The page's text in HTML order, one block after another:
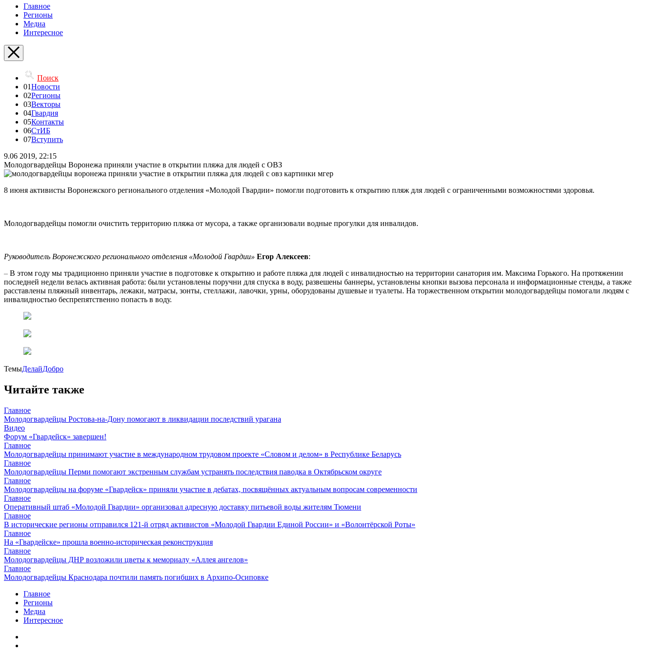
Главное
Регионы
Медиа
Интересное
Поиск
01Новости
02Регионы
03Векторы
04Гвардия
05Контакты
06СтИБ
07Вступить
9.06 2019, 22:15
Молодогвардейцы Воронежа приняли участие в открытии пляжа для людей с ОВЗ
8 июня активисты Воронежского регионального отделения «Молодой Гвардии» помогли подготовить к открытию пляж для людей с ограниченными возможностями здоровья.
Молодогвардейцы помогли очистить территорию пляжа от мусора, а также организовали водные прогулки для инвалидов.
Руководитель Воронежского регионального отделения «Молодой Гвардии» Егор Алексеев:
– В этом году мы традиционно приняли участие в подготовке к открытию и работе пляжа для людей с инвалидностью на территории санатория им. Максима Горького. На протяжении
последней недели велась активная работа: были установлены поручни для спуска в воду, развешены баннеры, установлены кнопки вызова персонала и информационные стенды, а также
расставлены пляжный инвентарь, лежаки, матрасы, зонты, стеллажи, лавочки, урны, оборудованы душевые и туалеты. На торжественном открытии молодогвардейцы помогали людям с
инвалидностью беспрепятственно попасть в воду.
ТемыДелайДобро
Читайте также
Главное
Молодогвардейцы Ростова-на-Дону помогают в ликвидации последствий урагана
Видео
Форум «Гвардейск» завершен!
Главное
Молодогвардейцы принимают участие в международном трудовом проекте «Словом и делом» в Республике Беларусь
Главное
Молодогвардейцы Перми помогают экстренным службам устранять последствия паводка в Октябрьском округе
Главное
Молодогвардейцы на форуме «Гвардейск» приняли участие в дебатах, посвящённых актуальным вопросам современности
Главное
Оперативный штаб «Молодой Гвардии» организовал адресную доставку питьевой воды жителям Тюмени
Главное
В исторические регионы отправился 121-й отряд активистов «Молодой Гвардии Единой России» и «Волонтёрской Роты»
Главное
На «Гвардейске» прошла военно-историческая реконструкция
Главное
Молодогвардейцы ДНР возложили цветы к мемориалу «Аллея ангелов»
Главное
Молодогвардейцы Краснодара почтили память погибших в Архипо-Осиповке
Главное
Регионы
Медиа
Интересное